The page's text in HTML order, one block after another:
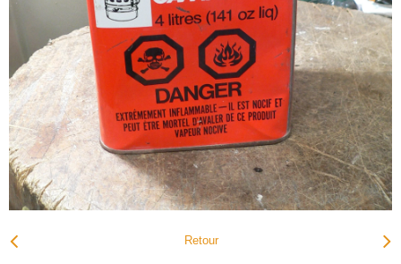
Retour